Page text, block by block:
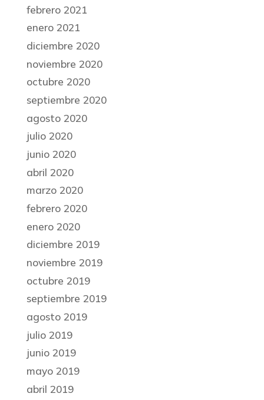
febrero 2021
enero 2021
diciembre 2020
noviembre 2020
octubre 2020
septiembre 2020
agosto 2020
julio 2020
junio 2020
abril 2020
marzo 2020
febrero 2020
enero 2020
diciembre 2019
noviembre 2019
octubre 2019
septiembre 2019
agosto 2019
julio 2019
junio 2019
mayo 2019
abril 2019